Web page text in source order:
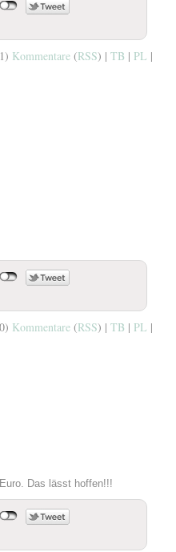
Kommentare (RSS) | TB | PL |
Kommentare (RSS) | TB | PL |
Das lässt hoffen!!!